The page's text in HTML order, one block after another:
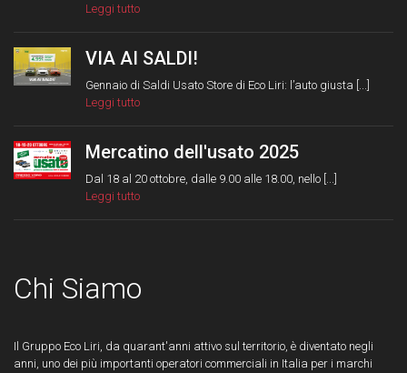
Leggi tutto
VIA AI SALDI!
Gennaio di Saldi Usato Store di Eco Liri: l’auto giusta [...]
Leggi tutto
Mercatino dell'usato 2025
Dal 18 al 20 ottobre, dalle 9.00 alle 18.00, nello [...]
Leggi tutto
Chi Siamo
Il Gruppo Eco Liri, da quarant'anni attivo sul territorio, è diventato negli
anni, uno dei più importanti operatori commerciali in Italia per i marchi